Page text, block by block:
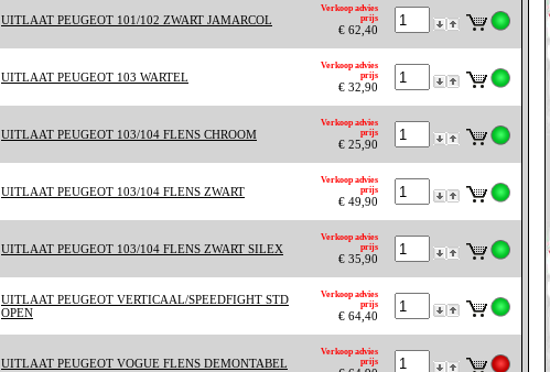
UITLAAT PEUGEOT 101/102 ZWART JAMARCOL
Verkoop advies
prijs
€ 62,40
UITLAAT PEUGEOT 103 WARTEL
Verkoop advies
prijs
€ 32,90
UITLAAT PEUGEOT 103/104 FLENS CHROOM
Verkoop advies
prijs
€ 25,90
UITLAAT PEUGEOT 103/104 FLENS ZWART
Verkoop advies
prijs
€ 49,90
UITLAAT PEUGEOT 103/104 FLENS ZWART SILEX
Verkoop advies
prijs
€ 35,90
UITLAAT PEUGEOT VERTICAAL/SPEEDFIGHT STD
OPEN
Verkoop advies
prijs
€ 64,40
UITLAAT PEUGEOT VOGUE FLENS DEMONTABEL
Verkoop advies
prijs